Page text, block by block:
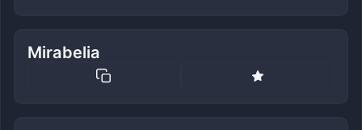
Mirabelia